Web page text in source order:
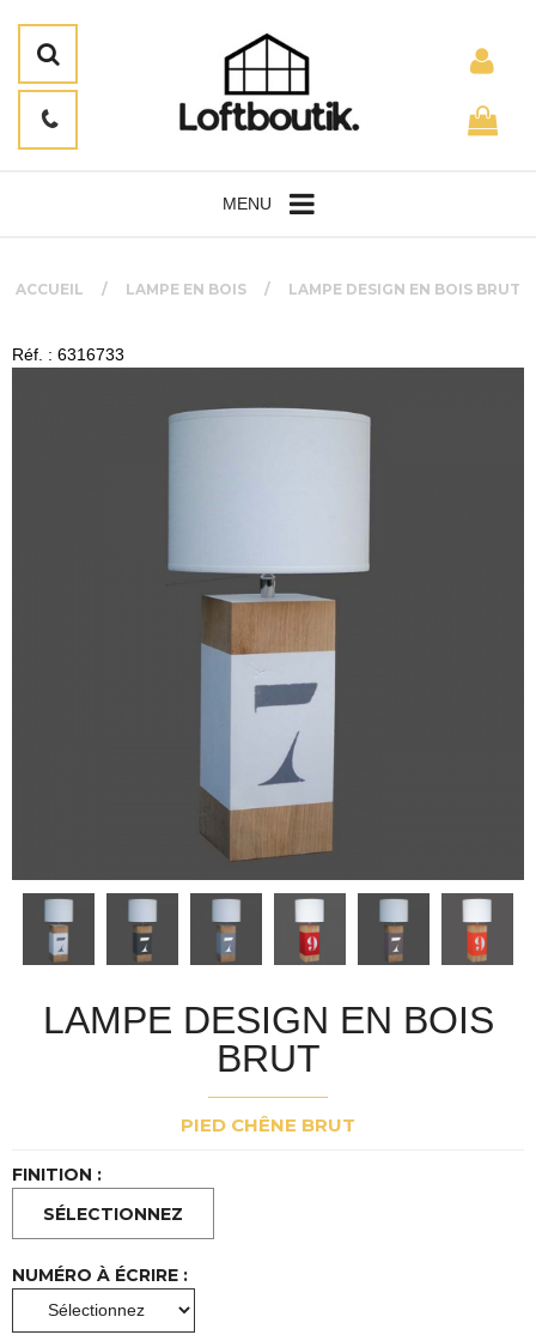
MENU
ACCUEIL LAMPE EN BOIS LAMPE DESIGN EN BOIS BRUT
Réf. : 6316733
LAMPE DESIGN EN BOIS
BRUT
PIED CHÊNE BRUT
FINITION :
NUMÉRO À ÉCRIRE :